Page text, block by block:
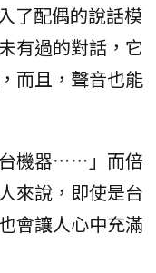
了配偶的說話模
有過的對話，它
而且，聲音也能
台機器⋯⋯」而倍
來說，即使是台
會讓人心中充滿